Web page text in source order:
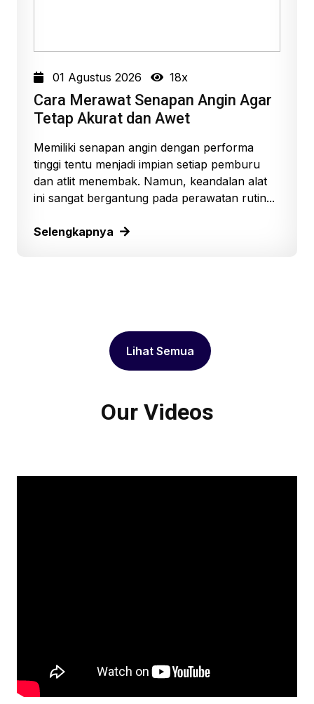
01 Agustus 2026 18x
Cara Merawat Senapan Angin Agar
Tetap Akurat dan Awet
Memiliki senapan angin dengan performa
tinggi tentu menjadi impian setiap pemburu
dan atlit menembak. Namun, keandalan alat
ini sangat bergantung pada perawatan rutin...
Selengkapnya
Lihat Semua
Our Videos